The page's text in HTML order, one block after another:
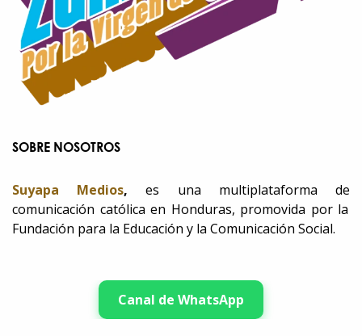
SOBRE NOSOTROS
Suyapa Medios, es una multiplataforma de
comunicación católica en Honduras, promovida por la
Fundación para la Educación y la Comunicación Social.
Canal de WhatsApp